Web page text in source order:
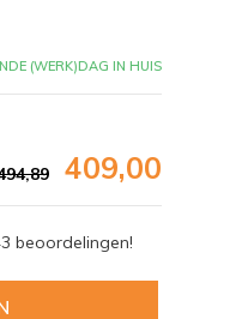
(WERK)DAG IN HUIS
409,00
beoordelingen!